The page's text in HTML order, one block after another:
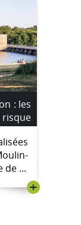
: les
sont
de ...
+